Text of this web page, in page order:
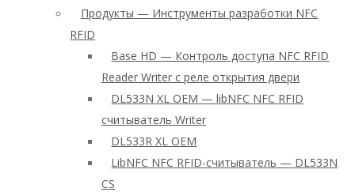
Продукты — Инструменты разработки NFC
RFID
Base HD — Контроль доступа NFC RFID
Reader Writer с реле открытия двери
DL533N XL OEM — libNFC NFC RFID
считыватель Writer
DL533R XL OEM
LibNFC NFC RFID-считыватель — DL533N
CS